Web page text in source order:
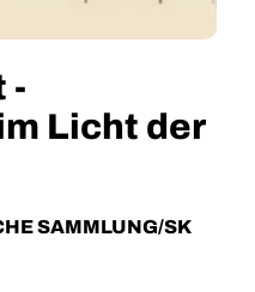
-
Licht der
SAMMLUNG/SK